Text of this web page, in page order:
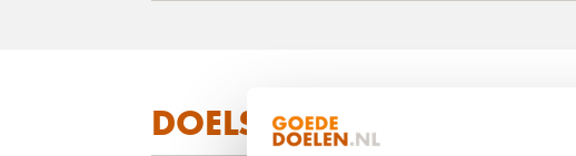
DOELSTELLING